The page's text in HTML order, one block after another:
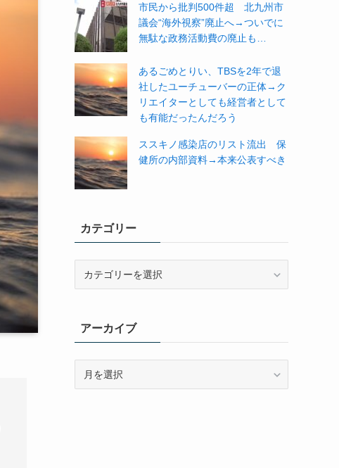
市民から批判500件超 北九州市
議会“海外視察”廃止へ→ついでに
無駄な政務活動費の廃止も…
あるごめとりい、TBSを2年で退
社したユーチューバーの正体→ク
リエイターとしても経営者として
も有能だったんだろう
ススキノ感染店のリスト流出 保
健所の内部資料→本来公表すべき
カテゴリー
ーアーカイブ